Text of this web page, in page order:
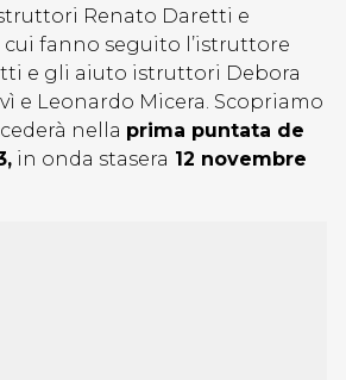
Renato Daretti e
cui fanno seguito l’istruttore
e gli aiuto istruttori Debora
e Leonardo Micera. Scopriamo
nella prima puntata de
in onda stasera 12 novembre